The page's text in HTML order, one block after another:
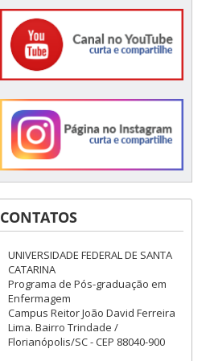
CONTATOS
UNIVERSIDADE FEDERAL DE SANTA
CATARINA
Programa de Pós-graduação em
Enfermagem
Campus Reitor João David Ferreira
Lima. Bairro Trindade /
Florianópolis/SC - CEP 88040-900